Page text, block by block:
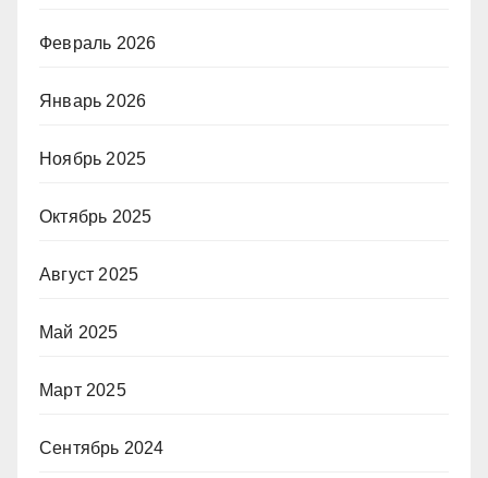
Февраль 2026
Январь 2026
Ноябрь 2025
Октябрь 2025
Август 2025
Май 2025
Март 2025
Сентябрь 2024